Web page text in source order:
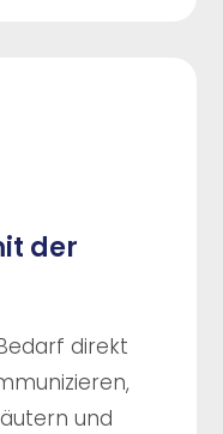
der
direkt
und